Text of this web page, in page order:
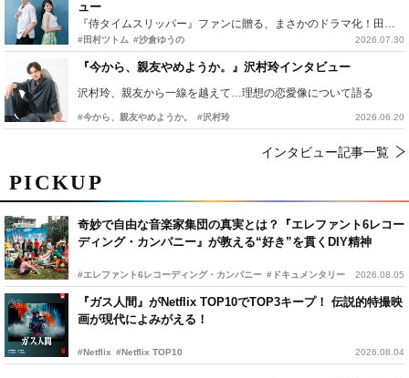
PICKUP
奇妙で自由な音楽家集団の真実とは？『エレファント6レコー
ディング・カンパニー』が教える“好き”を貫くDIY精神
#エレファント6レコーディング・カンパニー #ドキュメンタリー 2026.08.05
『ガス人間』がNetflix TOP10でTOP3キープ！ 伝説的特撮映
画が現代によみがえる！
#Netflix #Netflix TOP10 2026.08.04
ュー
『侍タイムスリッパー』ファンに贈る、まさかのドラマ化！田村ツトム×沙倉ゆうのが語る『心配無用ノ介』撮影秘話
#田村ツトム #沙倉ゆうの 2026.07.30
『今から、親友やめようか。』沢村玲インタビュー
沢村玲、親友から一線を越えて…理想の恋愛像について語る
#今から、親友やめようか。 #沢村玲 2026.06.20
インタビュー記事一覧